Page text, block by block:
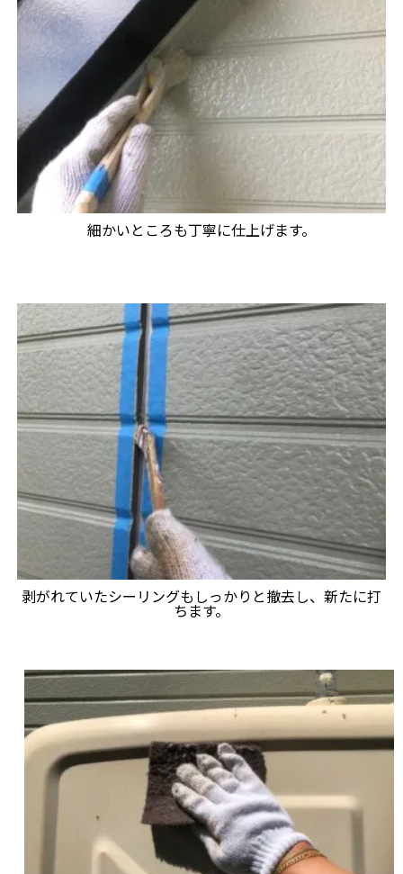
細かいところも丁寧に仕上げます。
剥がれていたシーリングもしっかりと撤去し、新たに打
ちます。